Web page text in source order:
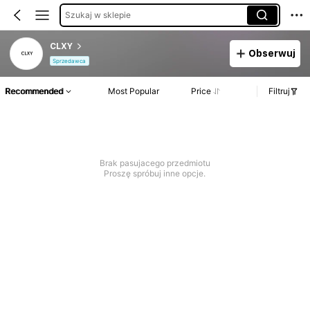
Szukaj w sklepie
CLXY
Sprzedawca
Obserwuj
Recommended Most Popular Price Filtruj
Brak pasujacego przedmiotu
Proszę spróbuj inne opcje.